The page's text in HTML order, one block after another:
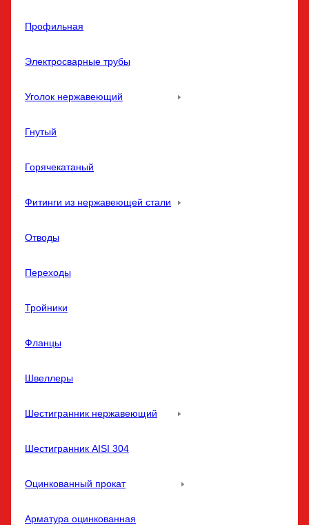
Профильная
Электросварные трубы
Уголок нержавеющий
Гнутый
Горячекатаный
Фитинги из нержавеющей стали
Отводы
Переходы
Тройники
Фланцы
Швеллеры
Шестигранник нержавеющий
Шестигранник AISI 304
Оцинкованный прокат
Арматура оцинкованная